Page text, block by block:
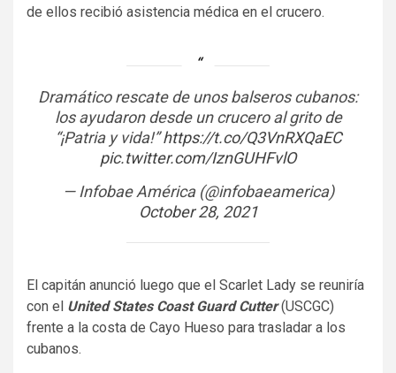
de ellos recibió asistencia médica en el crucero.
Dramático rescate de unos balseros cubanos:
los ayudaron desde un crucero al grito de
“¡Patria y vida!”https://t.co/Q3VnRXQaEC
pic.twitter.com/IznGUHFvlO
— Infobae América (@infobaeamerica)
October 28, 2021
El capitán anunció luego que el Scarlet Lady se reuniría
con el United States Coast Guard Cutter(USCGC)
frente a la costa de Cayo Hueso para trasladar a los
cubanos.